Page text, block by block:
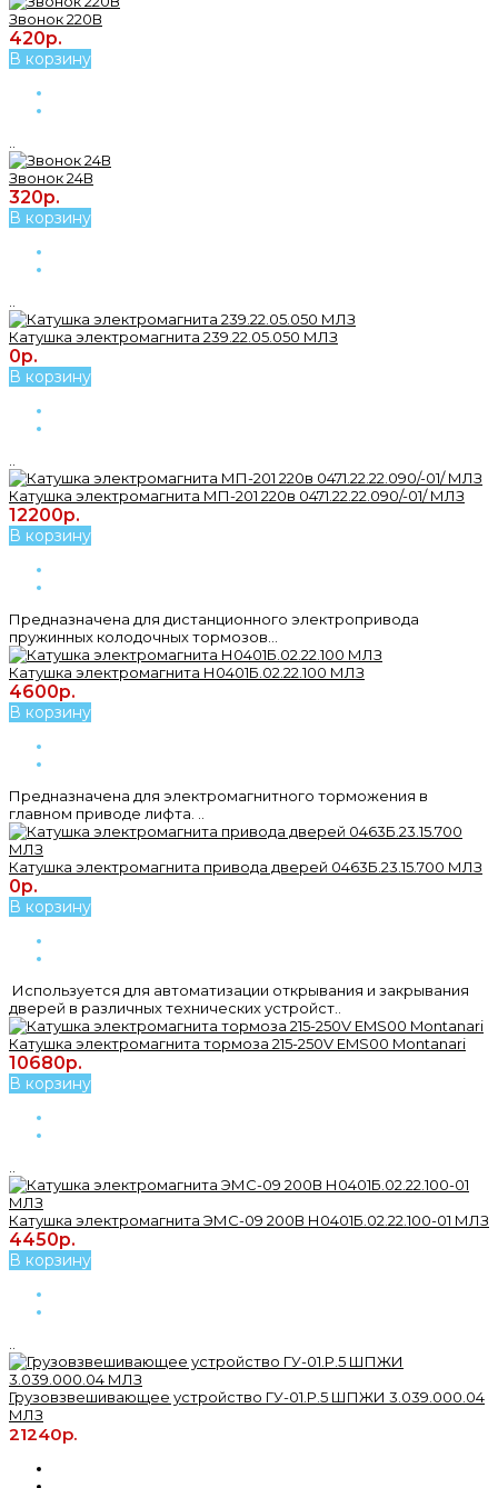
Звонок 220В
420р.
В корзину
Звонок 24В
320р.
В корзину
Катушка электромагнита 239.22.05.050 МЛЗ
0р.
В корзину
Катушка электромагнита МП-201 220в 0471.22.22.090/-01/ МЛЗ
12200р.
В корзину
Предназначена для дистанционного электропривода
пружинных колодочных тормозов...
Катушка электромагнита Н0401Б.02.22.100 МЛЗ
4600р.
В корзину
Предназначена для электромагнитного торможения в
главном приводе лифта. ..
Катушка электромагнита привода дверей 0463Б.23.15.700 МЛЗ
0р.
В корзину
Используется для автоматизации открывания и закрывания
дверей в различных технических устройст..
Катушка электромагнита тормоза 215-250V EMS00 Montanari
10680р.
В корзину
Катушка электромагнита ЭМС-09 200В Н0401Б.02.22.100-01 МЛЗ
4450р.
В корзину
Грузовзвешивающее устройство ГУ-01.Р.5 ШПЖИ 3.039.000.04
МЛЗ
21240р.